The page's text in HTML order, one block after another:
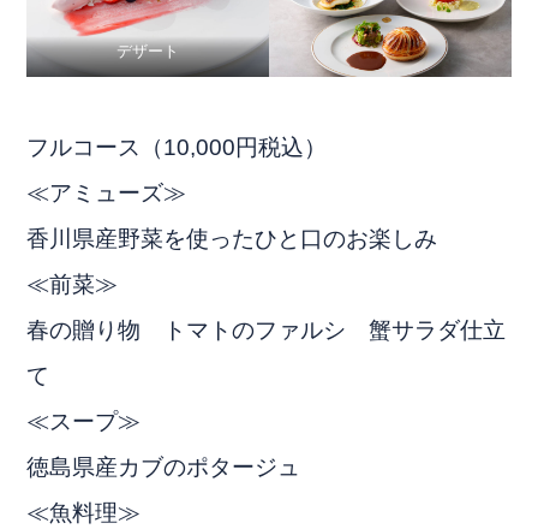
デザート
フルコース（10,000円税込）
≪アミューズ≫
香川県産野菜を使ったひと口のお楽しみ
≪前菜≫
春の贈り物 トマトのファルシ 蟹サラダ仕立
て
≪スープ≫
徳島県産カブのポタージュ
≪魚料理≫